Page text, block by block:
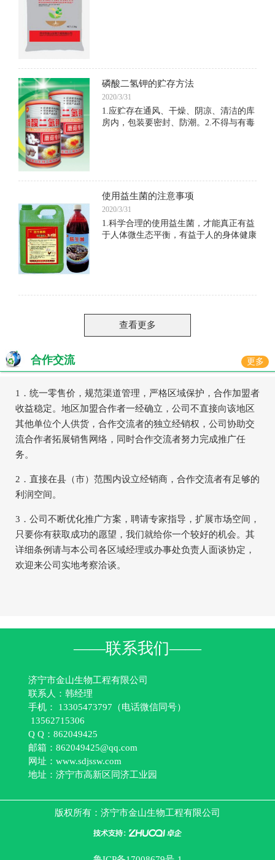
磷酸二氢钾的贮存方法
2020/3/31
1.应贮存在通风、干燥、阴凉、清洁的库
房内，包装要密封、防潮。2.不得与有毒
使用益生菌的注意事项
2020/3/31
1.科学合理的使用益生菌，才能真正有益
于人体微生态平衡，有益于人的身体健康
查看更多
合作交流 更多
1．统一零售价，规范渠道管理，严格区域保护，合作加盟者
收益稳定。地区加盟合作者一经确立，公司不直接向该地区
其他单位个人供货，合作交流者的独立经销权，公司协助交
流合作者拓展销售网络，同时合作交流者努力完成推广任
务。
2．直接在县（市）范围内设立经销商，合作交流者有足够的
利润空间。
3．公司不断优化推广方案，聘请专家指导，扩展市场空间，
只要你有获取成功的愿望，我们就给你一个较好的机会。其
详细条例请与本公司各区域经理或办事处负责人面谈协定，
欢迎来公司实地考察洽谈。
——联系我们——
济宁市金山生物工程有限公司
联系人：韩经理
手机： 13305473797（电话微信同号）
13562715306
Q Q：862049425
邮箱：862049425@qq.com
网址：www.sdjssw.com
地址：济宁市高新区同济工业园
版权所有： 济宁市金山生物工程有限公司